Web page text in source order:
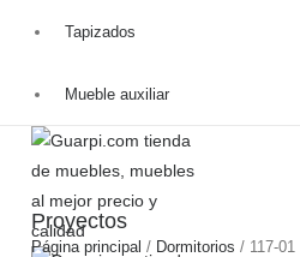
Tapizados
Mueble auxiliar
Ofertas
Proyectos
Página principal / Dormitorios / 117-